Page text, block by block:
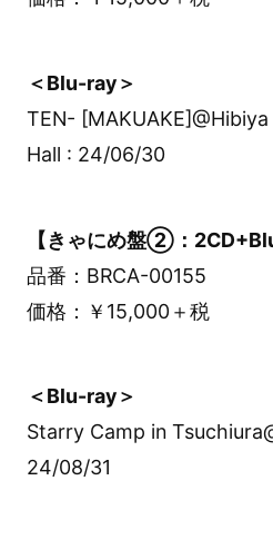
＜Blu-ray＞
TEN-
Hall : 24/06/30
【きゃにめ盤②：
品番：BRCA-00155
価格：￥15,000＋税
＜Blu-ray＞
Starry Camp in
24/08/31